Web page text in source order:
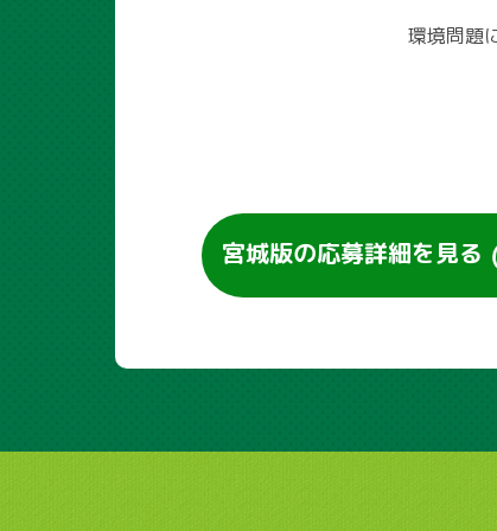
環境問題
宮城版の応募詳細を見る